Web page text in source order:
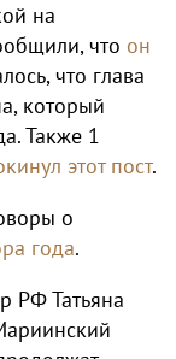
на
что он
что глава
который
Также 1
этот пост.
о
года.
РФ Татьяна